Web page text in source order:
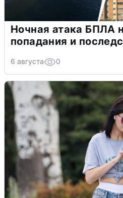
Ночная атака БПЛА
попадания и
6 августа 0